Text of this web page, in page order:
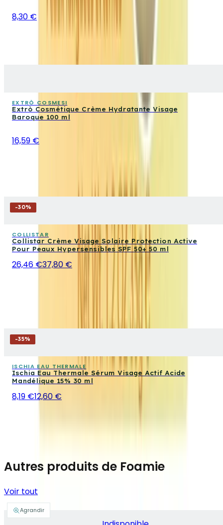
Agrandir
8,30 €
EXTRÒ COSMESI
Extrò Cosmétique Crème Hydratante Visage
Baroque 100 ml
16,59 €
-30%
COLLISTAR
Collistar Crème Visage Solaire Protection Active
Pour Peaux Hypersensibles SPF 50+ 50 ml
26,46 €37,80 €
-35%
ISCHIA EAU THERMALE
Ischia Eau Thermale Sérum Visage Actif Acide
Mandélique 15% 30 ml
8,19 €12,60 €
Autres produits de Foamie
Voir tout